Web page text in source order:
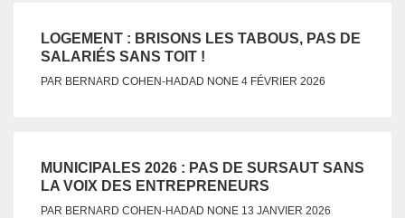
LOGEMENT : BRISONS LES TABOUS, PAS DE
SALARIÉS SANS TOIT !
PAR BERNARD COHEN-HADAD NONE 4 FÉVRIER 2026
MUNICIPALES 2026 : PAS DE SURSAUT SANS
LA VOIX DES ENTREPRENEURS
PAR BERNARD COHEN-HADAD NONE 13 JANVIER 2026